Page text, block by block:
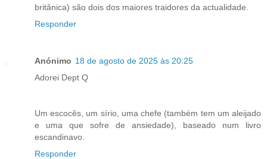
britânica) são dois dos maiores traidores da actualidade.
Responder
Anónimo 18 de agosto de 2025 às 20:25
Adorei Dept Q
Um escocês, um sírio, uma chefe (também tem um aleijado
e uma que sofre de ansiedade), baseado num livro
escandinavo.
Responder